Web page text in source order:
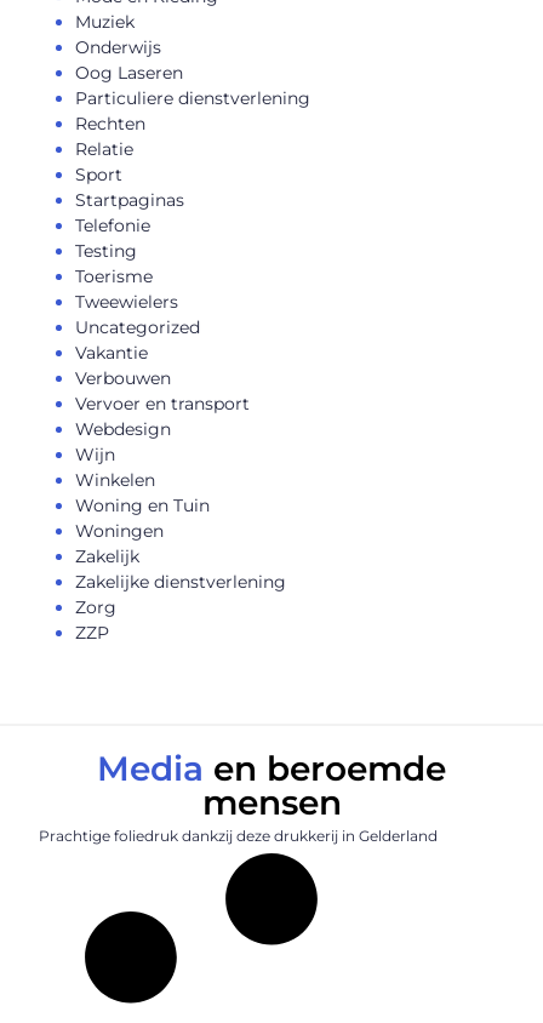
Muziek
Onderwijs
Oog Laseren
Particuliere dienstverlening
Rechten
Relatie
Sport
Startpaginas
Telefonie
Testing
Toerisme
Tweewielers
Uncategorized
Vakantie
Verbouwen
Vervoer en transport
Webdesign
Wijn
Winkelen
Woning en Tuin
Woningen
Zakelijk
Zakelijke dienstverlening
Zorg
ZZP
Media en beroemde
mensen
Prachtige foliedruk dankzij deze drukkerij in Gelderland